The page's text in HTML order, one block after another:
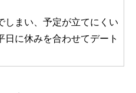
しまい、予定が立てにくい
日に休みを合わせてデート